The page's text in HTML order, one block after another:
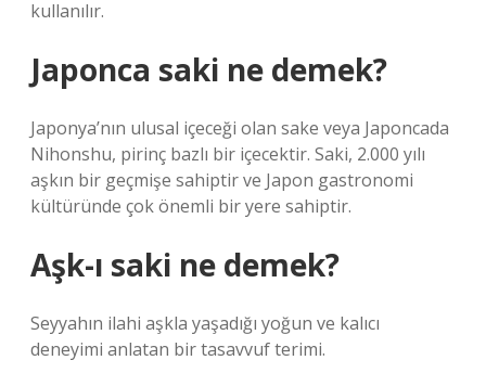
kullanılır.
Japonca saki ne demek?
Japonya’nın ulusal içeceği olan sake veya Japoncada
Nihonshu, pirinç bazlı bir içecektir. Saki, 2.000 yılı
aşkın bir geçmişe sahiptir ve Japon gastronomi
kültüründe çok önemli bir yere sahiptir.
Aşk-ı saki ne demek?
Seyyahın ilahi aşkla yaşadığı yoğun ve kalıcı
deneyimi anlatan bir tasavvuf terimi.